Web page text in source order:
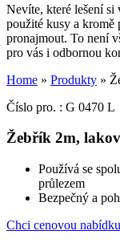
Nevíte, které lešení si
použité kusy a kromě
pronajmout. To není
pro vás i odbornou
Home » Produkty »
Číslo pro. : G 0470 L
Žebřík 2m,
Používá se
průlezem
Bezpečný a
Chci cenovou nabídku